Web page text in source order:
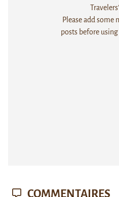
Please add some
posts before
COMMENTAIRES